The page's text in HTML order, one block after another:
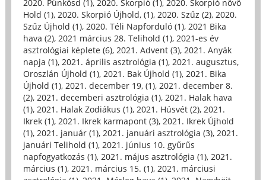
2020. Pünkösd (1), 2020. Skorpió (1), 2020. Skorpió növő
Hold (1), 2020. Skorpió Újhold, (1), 2020. Szűz (2), 2020.
Szűz Újhold (1), 2020. Téli Napforduló (1), 2021 Bika
hava (2), 2021 március 28. Telihold (1), 2021-es év
asztrológiai képlete (6), 2021. Advent (3), 2021. Anyák
napja (1), 2021. április asztrológia (1), 2021. augusztus,
Oroszlán Újhold (1), 2021. Bak Újhold (1), 2021. Bika
Újhold (1), 2021. december 19, (1), 2021. december 8.
(2), 2021. decemberi asztrológia (1), 2021. Halak hava
(1), 2021. Halak Zodiákus (1), 2021. Húsvét (2), 2021.
Ikrek (1), 2021. Ikrek karmapont (3), 2021. Ikrek Újhold
(1), 2021. január (1), 2021. januári asztrológia (3), 2021.
januári Telihold (1), 2021. június 10. gyűrűs
napfogyatkozás (1), 2021. május asztrológia (1), 2021.
március (1), 2021. március 15. (1), 2021. márciusi